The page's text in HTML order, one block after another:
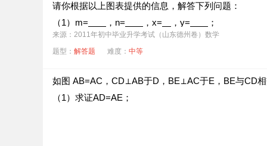
请你根据以上图表提供的信息，解答下列问题：
（1）m=
，n= ，x= ，y=
；
（2）在扇形图中，C等级所对应的圆心角是
（3）如果该校九年级共有500名男生参加了立定跳
来源：2011年初中毕业升学考试（山东德州卷）数学
题型： 解答题 难度： 中等
如图 AB=AC，CD⊥AB于D，BE⊥AC于E，BE与CD
（1）求证AD=AE；